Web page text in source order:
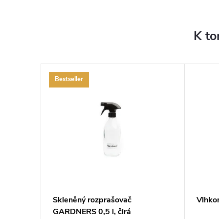
K
ZDARMA
Bestseller
Skleněný rozprašovač
GARDNERS 0,5 l, čirá